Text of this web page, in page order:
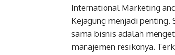
International Marketing
Kejagung menjadi
sama bisnis adalah
manajemen resikonya.